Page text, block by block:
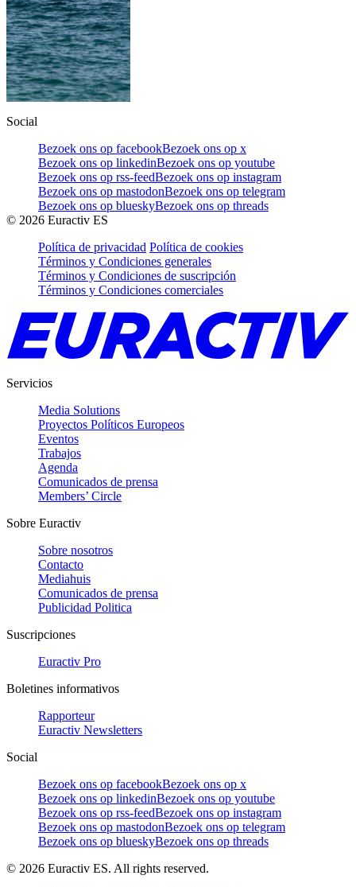
Social
Bezoek ons op facebookBezoek ons op x
Bezoek ons op linkedinBezoek ons op youtube
Bezoek ons op rss-feedBezoek ons op instagram
Bezoek ons op mastodonBezoek ons op telegram
Bezoek ons op blueskyBezoek ons op threads
© 2026 Euractiv ES
Política de privacidad Política de cookies
Términos y Condiciones generales
Términos y Condiciones de suscripción
Términos y Condiciones comerciales
Servicios
Media Solutions
Proyectos Políticos Europeos
Eventos
Trabajos
Agenda
Comunicados de prensa
Members’ Circle
Sobre Euractiv
Sobre nosotros
Contacto
Mediahuis
Comunicados de prensa
Publicidad Politica
Suscripciones
Euractiv Pro
Boletines informativos
Rapporteur
Euractiv Newsletters
Social
Bezoek ons op facebookBezoek ons op x
Bezoek ons op linkedinBezoek ons op youtube
Bezoek ons op rss-feedBezoek ons op instagram
Bezoek ons op mastodonBezoek ons op telegram
Bezoek ons op blueskyBezoek ons op threads
© 2026 Euractiv ES. All rights reserved.